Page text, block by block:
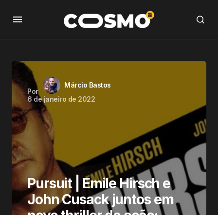
Por
Márcio Bastos
6 de janeiro de 2022
Pursuit | Emile Hirsch e
John Cusack juntos em